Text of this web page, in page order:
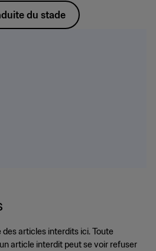
du stade
articles interdits ici. Toute
article interdit peut se voir refuser